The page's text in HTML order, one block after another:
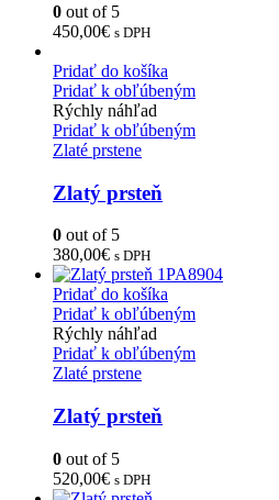
0 out of 5
450,00€ s DPH
Pridať do košíka
Pridať k obľúbeným
Rýchly náhľad
Pridať k obľúbeným
Zlaté prstene
Zlatý prsteň
0 out of 5
380,00€ s DPH
Pridať do košíka
Pridať k obľúbeným
Rýchly náhľad
Pridať k obľúbeným
Zlaté prstene
Zlatý prsteň
0 out of 5
520,00€ s DPH